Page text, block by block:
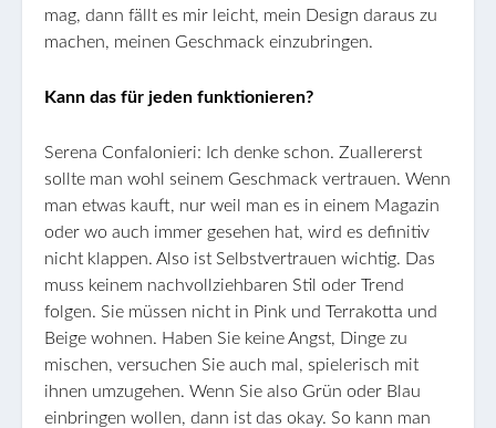
mag, dann fällt es mir leicht, mein Design daraus zu
machen, meinen Geschmack einzubringen.
Kann das für jeden funktionieren?
Serena Confalonieri: Ich denke schon. Zuallererst
sollte man wohl seinem Geschmack vertrauen. Wenn
man etwas kauft, nur weil man es in einem Magazin
oder wo auch immer gesehen hat, wird es definitiv
nicht klappen. Also ist Selbstvertrauen wichtig. Das
muss keinem nachvollziehbaren Stil oder Trend
folgen. Sie müssen nicht in Pink und Terrakotta und
Beige wohnen. Haben Sie keine Angst, Dinge zu
mischen, versuchen Sie auch mal, spielerisch mit
ihnen umzugehen. Wenn Sie also Grün oder Blau
einbringen wollen, dann ist das okay. So kann man